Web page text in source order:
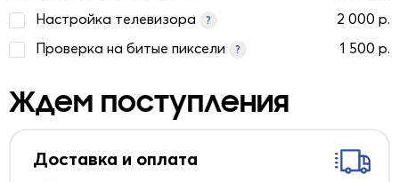
Настройка телевизора
?
2 000 р.
Проверка на битые пиксели
? 1 500 р.
Ждем поступления
Доставка и оплата